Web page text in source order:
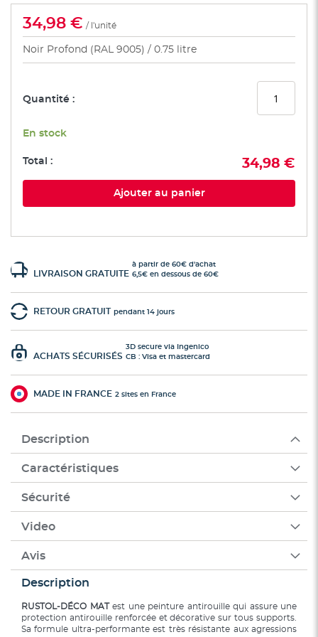
34,98 € / l'unité
Noir Profond (RAL 9005) 0.75 litre
Quantité :
En stock
Total : 34,98 €
Ajouter au panier
LIVRAISON GRATUITE
à partir de 60€ d'achat
6,5€ en dessous de 60€
RETOUR GRATUIT pendant 14 jours
ACHATS SÉCURISÉS
3D secure via Ingenico
CB : Visa et mastercard
MADE IN FRANCE 2 sites en France
Description
Caractéristiques
Sécurité
Video
Avis
Description
RUSTOL-DÉCO MATest une peinture antirouille qui assure une
protection antirouille renforcée et décorative sur tous supports.
Sa formule ultra-performante est très résistante aux agressions